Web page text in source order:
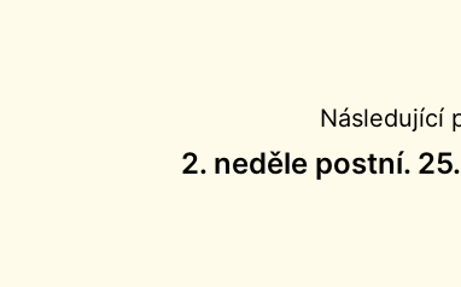
Následující
2. neděle postní.